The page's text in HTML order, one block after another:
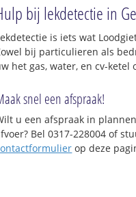
bij lekdetectie in
is iets wat
bij particulieren als
het gas, water, en cv-ketel
snel een afspraak!
u een afspraak in
Bel 0317-228004 of
op deze